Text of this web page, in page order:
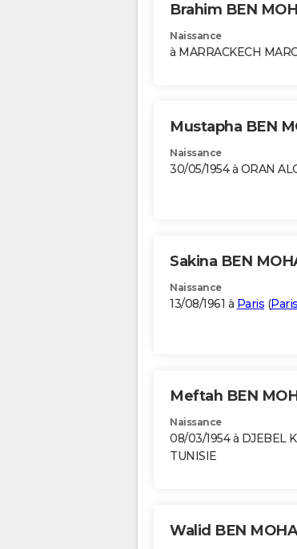
Brahim BEN
Naissance
à MARRACKECH
Mustapha BEN
Naissance
30/05/1954 à ORAN
Sakina BEN
Naissance
13/08/1961 à Paris (Paris
Meftah BEN
Naissance
08/03/1954 à DJEBEL
TUNISIE
Walid BEN